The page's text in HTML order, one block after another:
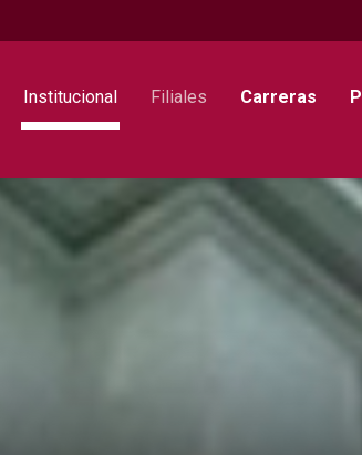
Institucional Filiales Carreras